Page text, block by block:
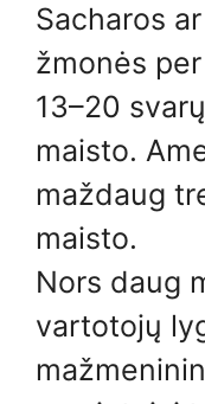
Sacharos
žmonės
13–20
maisto.
maždaug
maisto.
Nors daug
vartotojų